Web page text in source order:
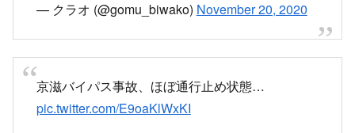
京滋バイパス事故、ほぼ通行止め状態…